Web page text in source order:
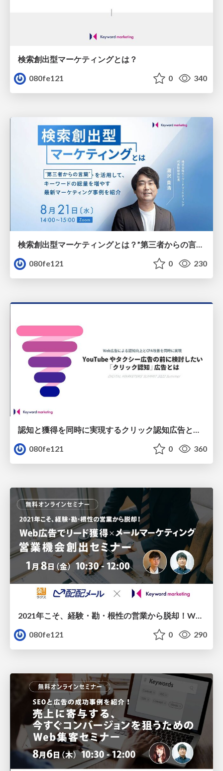
検索創出型マーケティングとは？
080fe121
0 340
検索創出型マーケティングとは？”第三者からの言葉” を活用して、キーワードの総量を増やす最新マーケティング事例を紹介
080fe121
0 230
認知と獲得を同時に実現するクリック認知広告とはdms2022summer
080fe121
0 360
2021年こそ、経験・勘・根性の営業から脱却！Web広告でリード獲得×メールマーケティングで営業機会創出セミナー/20210108
080fe121
0 290